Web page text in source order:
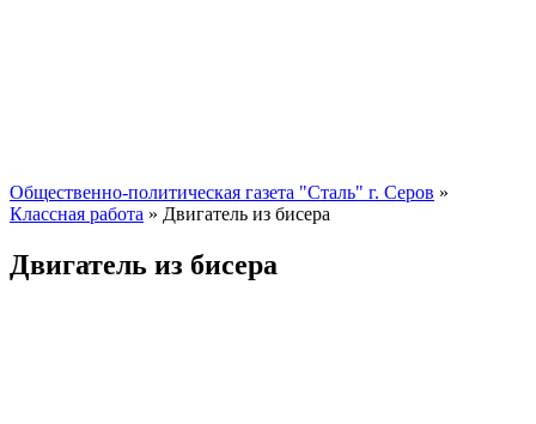
Общественно-политическая газета "Сталь" г. Серов »
Классная работа » Двигатель из бисера
Двигатель из бисера